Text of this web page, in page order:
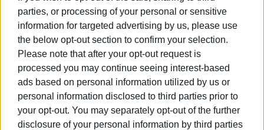
parties, or processing of your personal or sensitive
information for targeted advertising by us, please use
the below opt-out section to confirm your selection.
Please note that after your opt-out request is
processed you may continue seeing interest-based
ads based on personal information utilized by us or
personal information disclosed to third parties prior to
your opt-out. You may separately opt-out of the further
disclosure of your personal information by third parties
τον πρωθυπουργό.
Γαλιατσάτος Θεόδωρος π. περιφερειάρχης 2014-2019
Μουζακίτης Νικόλαος π. πρόεδρος ΠΣ 2019-2023
Εμφανίσεις: 71